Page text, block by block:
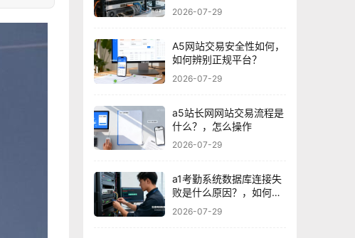
2026-07-29
A5网站交易安全性如何，
如何辨别正规平台？
2026-07-29
a5站长网网站交易流程是
什么？，怎么操作
2026-07-29
a1考勤系统数据库连接失
败是什么原因？，如何解
决？
2026-07-29